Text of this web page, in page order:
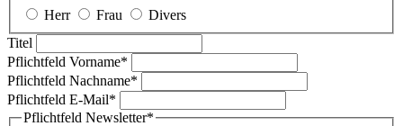
Herr Frau
Divers
Titel
Pflichtfeld Vorname*
Pflichtfeld Nachname*
Pflichtfeld E-Mail*
Pflichtfeld Newsletter*